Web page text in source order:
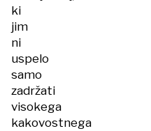
ki
jim
ni
uspelo
samo
zadržati
visokega
kakovostnega